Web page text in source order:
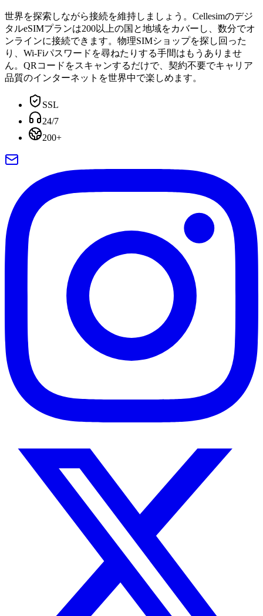
世界を探索しながら接続を維持しましょう。Cellesimのデジ
タルeSIMプランは200以上の国と地域をカバーし、数分でオ
ンラインに接続できます。物理SIMショップを探し回った
り、Wi-Fiパスワードを尋ねたりする手間はもうありませ
ん。QRコードをスキャンするだけで、契約不要でキャリア
品質のインターネットを世界中で楽しめます。
SSL
24/7
200+